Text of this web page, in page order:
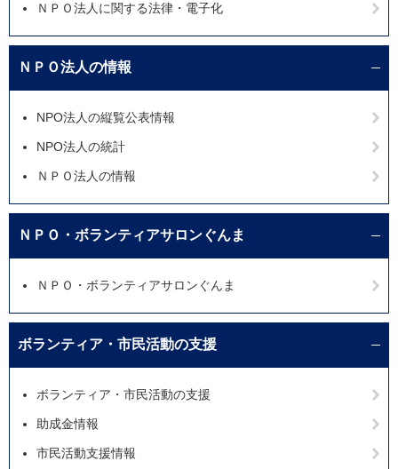
ＮＰＯ法人に関する法律・電子化
ＮＰＯ法人の情報
NPO法人の縦覧公表情報
NPO法人の統計
ＮＰＯ法人の情報
ＮＰＯ・ボランティアサロンぐんま
ＮＰＯ・ボランティアサロンぐんま
ボランティア・市民活動の支援
ボランティア・市民活動の支援
助成金情報
市民活動支援情報